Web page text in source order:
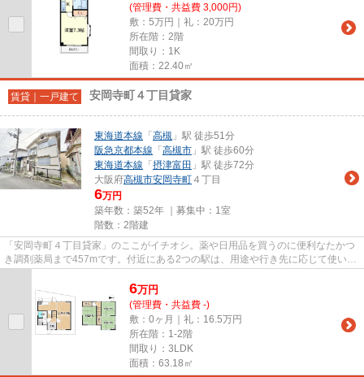
(管理費・共益費 3,000円)
敷：5万円｜礼：20万円
所在階：2階
間取り：1K
面積：22.40㎡
賃貸｜一戸建て 安岡寺町４丁目貸家
東海道本線 「 高槻 」駅 徒歩51分
阪急京都本線 「 高槻市 」駅 徒歩60分
東海道本線 「 摂津富田 」駅 徒歩72分
大阪府高槻市安岡寺町 ４丁目
6万円
築年数：築52年 ｜募集中： 1室
階数：2階建
「安岡寺町４丁目貸家」のここがイチオシ。薬や日用品を買うのに便利なたかつ
き調剤薬局まで457mです。付近にある2つの駅は、用途や行き先に応じて使い分
6万円
(管理費・共益費 -)
敷：0ヶ月｜礼：16.5万円
所在階：1-2階
間取り：3LDK
面積：63.18㎡